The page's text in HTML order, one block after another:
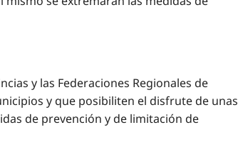
y las Federaciones Regionales de
y que posibiliten el disfrute de unas
de prevención y de limitación de